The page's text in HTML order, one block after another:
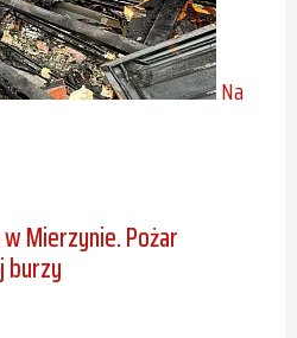
Na
Mierzynie. Pożar
burzy